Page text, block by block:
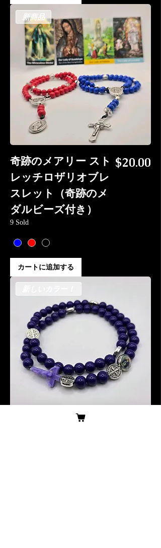
新商品
奇跡のメアリー スト
レッチロザリオブレ
スレット（奇跡のメ
ダルビーズ付き）
価格
$20.00
9 Sold
カートに追加する